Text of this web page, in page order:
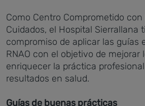
Como Centro Comprometido
Cuidados, el Hospital Sierrallana
compromiso de aplicar las guías
RNAO con el objetivo de mejorar
enriquecer la práctica
resultados en salud.
Guías de buenas prácticas